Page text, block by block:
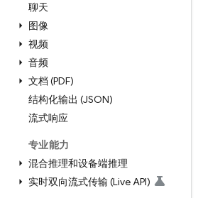
聊天
图像
视频
音频
文档 (PDF)
结构化输出 (JSON)
流式响应
专业能力
混合推理和设备端推理
实时双向流式传输 (Live API)